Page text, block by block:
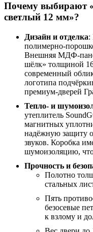
Почему выбирают
светлый 12 мм»?
Дизайн и отделка:
полимерно-
Внешняя МДФ-
шёлк» толщиной
современный
логотипа
премиум-дверей
Тепло- и
утеплитель
магнитных
надёжную защиту
звуков. Коробка
шумоизоляцию,
Прочность и
Полотно
стальных
Пять
безосевые
к взлому и